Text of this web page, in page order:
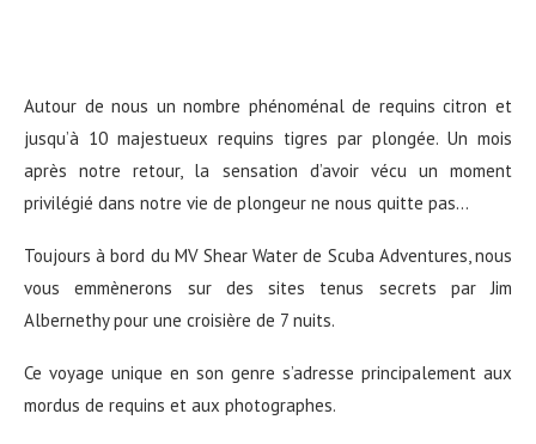
Autour de nous un nombre phénoménal de requins citron et
jusqu’à 10 majestueux requins tigres par plongée. Un mois
après notre retour, la sensation d’avoir vécu un moment
privilégié dans notre vie de plongeur ne nous quitte pas…
Toujours à bord du MV Shear Water de Scuba Adventures, nous
vous emmènerons sur des sites tenus secrets par Jim
Albernethy pour une croisière de 7 nuits.
Ce voyage unique en son genre s’adresse principalement aux
mordus de requins et aux photographes.